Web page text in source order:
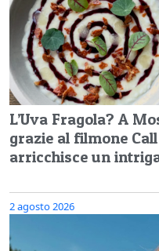
L’Uva Fragola? A
grazie al filmone
arricchisce un
2 agosto 2026